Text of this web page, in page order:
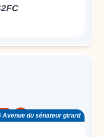
Avenue du sénateur girard